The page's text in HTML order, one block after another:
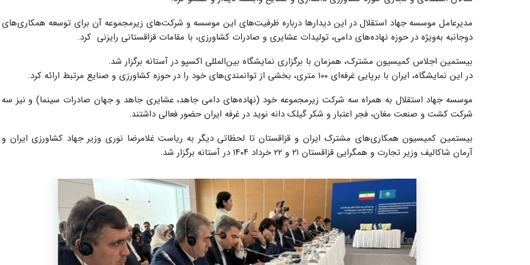
مدیرعامل موسسه جهاد استقلال در این دیدارها درباره ظرفیت‌های این موسسه و شرکت‌های زیرمجموعه آن برای توسعه همکاری‌های
دوجانبه به‌ویژه در حوزه نهاده‌های دامی، تولیدات عشایری و صادرات کشاورزی، با مقامات قزاقستانی رایزنی ‌ کرد.
بیستمین اجلاس کمیسیون مشترک، همزمان با برگزاری نمایشگاه بین‌المللی اکسپو در آستانه برگزار شد.
در این نمایشگاه، ایران با برپایی غرفه‌ای ۱۰۰ متری، بخشی از توانمندی‌های خود را در حوزه کشاورزی و صنایع مرتبط ارائه کرد.
موسسه جهاد استقلال به همراه سه شرکت زیرمجموعه خود (نهاده‌های دامی جاهد، عشایری جاهد و جهان صادرات سینما) و نیز سه
شرکت کشت و صنعت مغان، فجر اعتبار و شکر گیلک دانه نوید در غرفه ایران حضور فعالی داشتند.
بیستمین کمیسیون همکاری‌های مشترک ایران و قزاقستان تا لحظاتی دیگر به ریاست غلامرضا نوری وزیر جهاد کشاورزی ایران و
آرمان شاکالیف وزیر تجارت و همگرایی قزاقستان ۲۱ و ۲۲ خرداد ۱۴۰۴ در آستانه برگزار شد.